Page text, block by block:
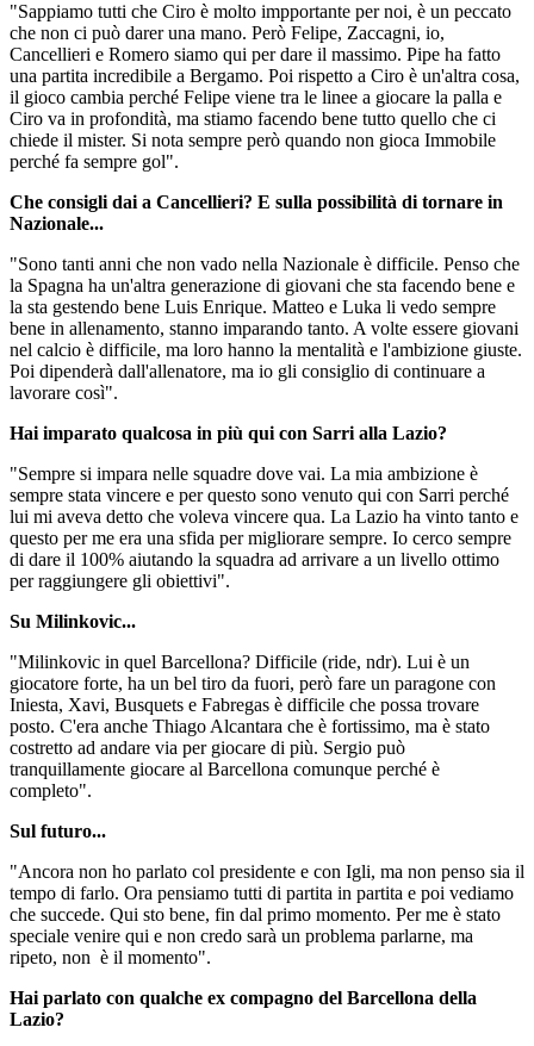
"Sappiamo tutti che Ciro è molto impportante per noi, è un peccato
che non ci può darer una mano. Però Felipe, Zaccagni, io,
Cancellieri e Romero siamo qui per dare il massimo. Pipe ha fatto
una partita incredibile a Bergamo. Poi rispetto a Ciro è un'altra cosa,
il gioco cambia perché Felipe viene tra le linee a giocare la palla e
Ciro va in profondità, ma stiamo facendo bene tutto quello che ci
chiede il mister. Si nota sempre però quando non gioca Immobile
perché fa sempre gol".
Che consigli dai a Cancellieri? E sulla possibilità di tornare in
Nazionale...
"Sono tanti anni che non vado nella Nazionale è difficile. Penso che
la Spagna ha un'altra generazione di giovani che sta facendo bene e
la sta gestendo bene Luis Enrique. Matteo e Luka li vedo sempre
bene in allenamento, stanno imparando tanto. A volte essere giovani
nel calcio è difficile, ma loro hanno la mentalità e l'ambizione giuste.
Poi dipenderà dall'allenatore, ma io gli consiglio di continuare a
lavorare così".
Hai imparato qualcosa in più qui con Sarri alla Lazio?
"Sempre si impara nelle squadre dove vai. La mia ambizione è
sempre stata vincere e per questo sono venuto qui con Sarri perché
lui mi aveva detto che voleva vincere qua. La Lazio ha vinto tanto e
questo per me era una sfida per migliorare sempre. Io cerco sempre
di dare il 100% aiutando la squadra ad arrivare a un livello ottimo
per raggiungere gli obiettivi".
Su Milinkovic...
"Milinkovic in quel Barcellona? Difficile (ride, ndr). Lui è un
giocatore forte, ha un bel tiro da fuori, però fare un paragone con
Iniesta, Xavi, Busquets e Fabregas è difficile che possa trovare
posto. C'era anche Thiago Alcantara che è fortissimo, ma è stato
costretto ad andare via per giocare di più. Sergio può
tranquillamente giocare al Barcellona comunque perché è
completo".
Sul futuro...
"Ancora non ho parlato col presidente e con Igli, ma non penso sia il
tempo di farlo. Ora pensiamo tutti di partita in partita e poi vediamo
che succede. Qui sto bene, fin dal primo momento. Per me è stato
speciale venire qui e non credo sarà un problema parlarne, ma
ripeto, non è il momento".
Hai parlato con qualche ex compagno del Barcellona della
Lazio?